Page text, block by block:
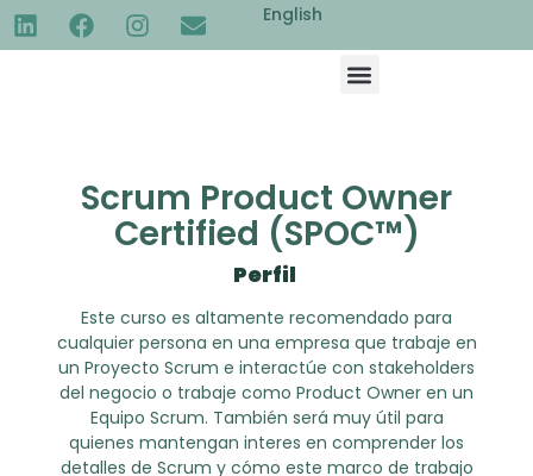
English
Scrum Product Owner
Certified (SPOC™)
Perfil
Este curso es altamente recomendado para
cualquier persona en una empresa que trabaje en
un Proyecto Scrum e interactúe con stakeholders
del negocio o trabaje como Product Owner en un
Equipo Scrum. También será muy útil para
quienes mantengan interes en comprender los
detalles de Scrum y cómo este marco de trabajo